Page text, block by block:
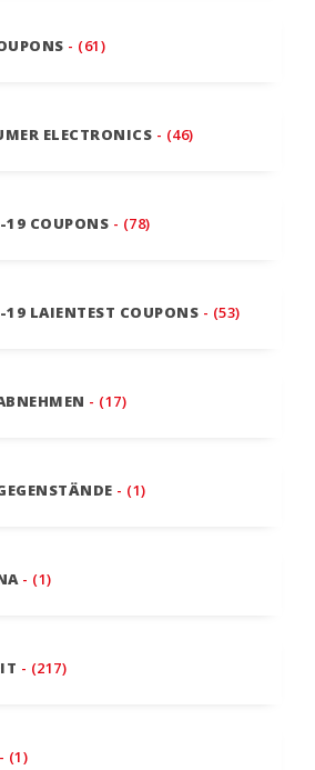
- (61)
ELECTRONICS - (46)
19 COUPONS - (78)
19 LAIENTEST COUPONS - (53)
- (17)
- (1)
- (1)
- (217)
- (1)